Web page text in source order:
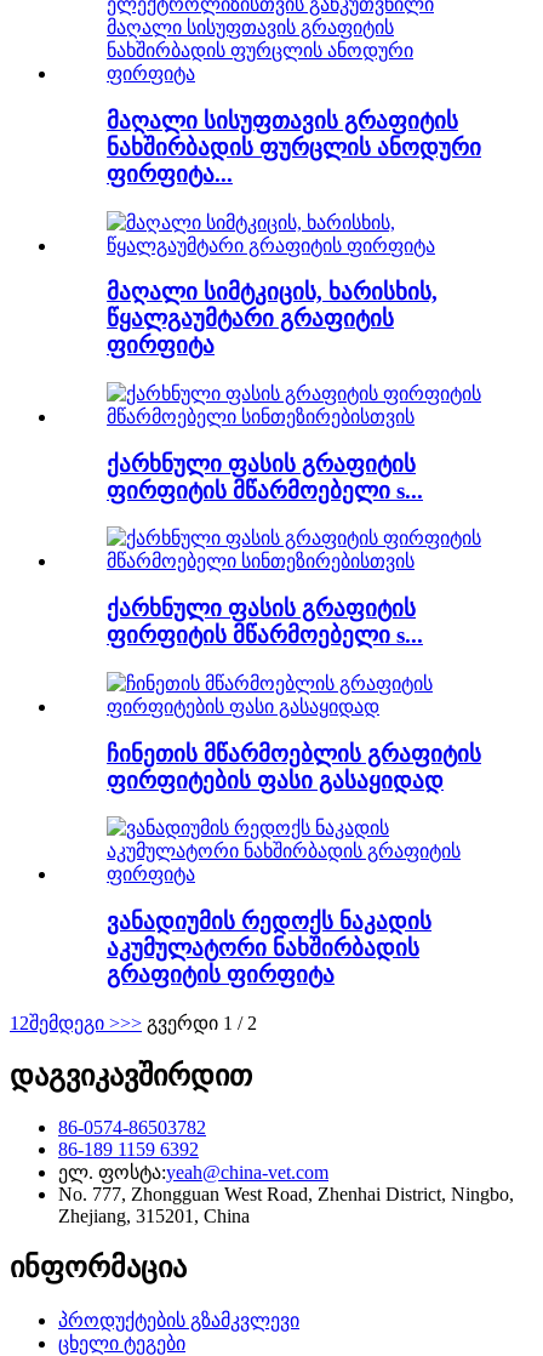
მაღალი სისუფთავის გრაფიტის
ნახშირბადის ფურცლის ანოდური
ფირფიტა...
მაღალი სიმტკიცის, ხარისხის,
წყალგაუმტარი გრაფიტის
ფირფიტა
ქარხნული ფასის გრაფიტის
ფირფიტის მწარმოებელი s...
ქარხნული ფასის გრაფიტის
ფირფიტის მწარმოებელი s...
ჩინეთის მწარმოებლის გრაფიტის
ფირფიტების ფასი გასაყიდად
ვანადიუმის რედოქს ნაკადის
აკუმულატორი ნახშირბადის
გრაფიტის ფირფიტა
1 2შემდეგი >>> გვერდი 1 / 2
დაგვიკავშირდით
86-0574-86503782
86-189 1159 6392
ელ. ფოსტა:yeah@china-vet.com
No. 777, Zhongguan West Road, Zhenhai District, Ningbo,
Zhejiang, 315201, China
ინფორმაცია
პროდუქტების გზამკვლევი
ცხელი ტეგები